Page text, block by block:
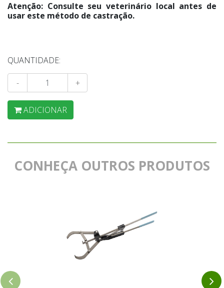
Atenção: Consulte seu veterinário local antes de
usar este método de castração.
QUANTIDADE:
- +
ADICIONAR
CONHEÇA OUTROS PRODUTOS